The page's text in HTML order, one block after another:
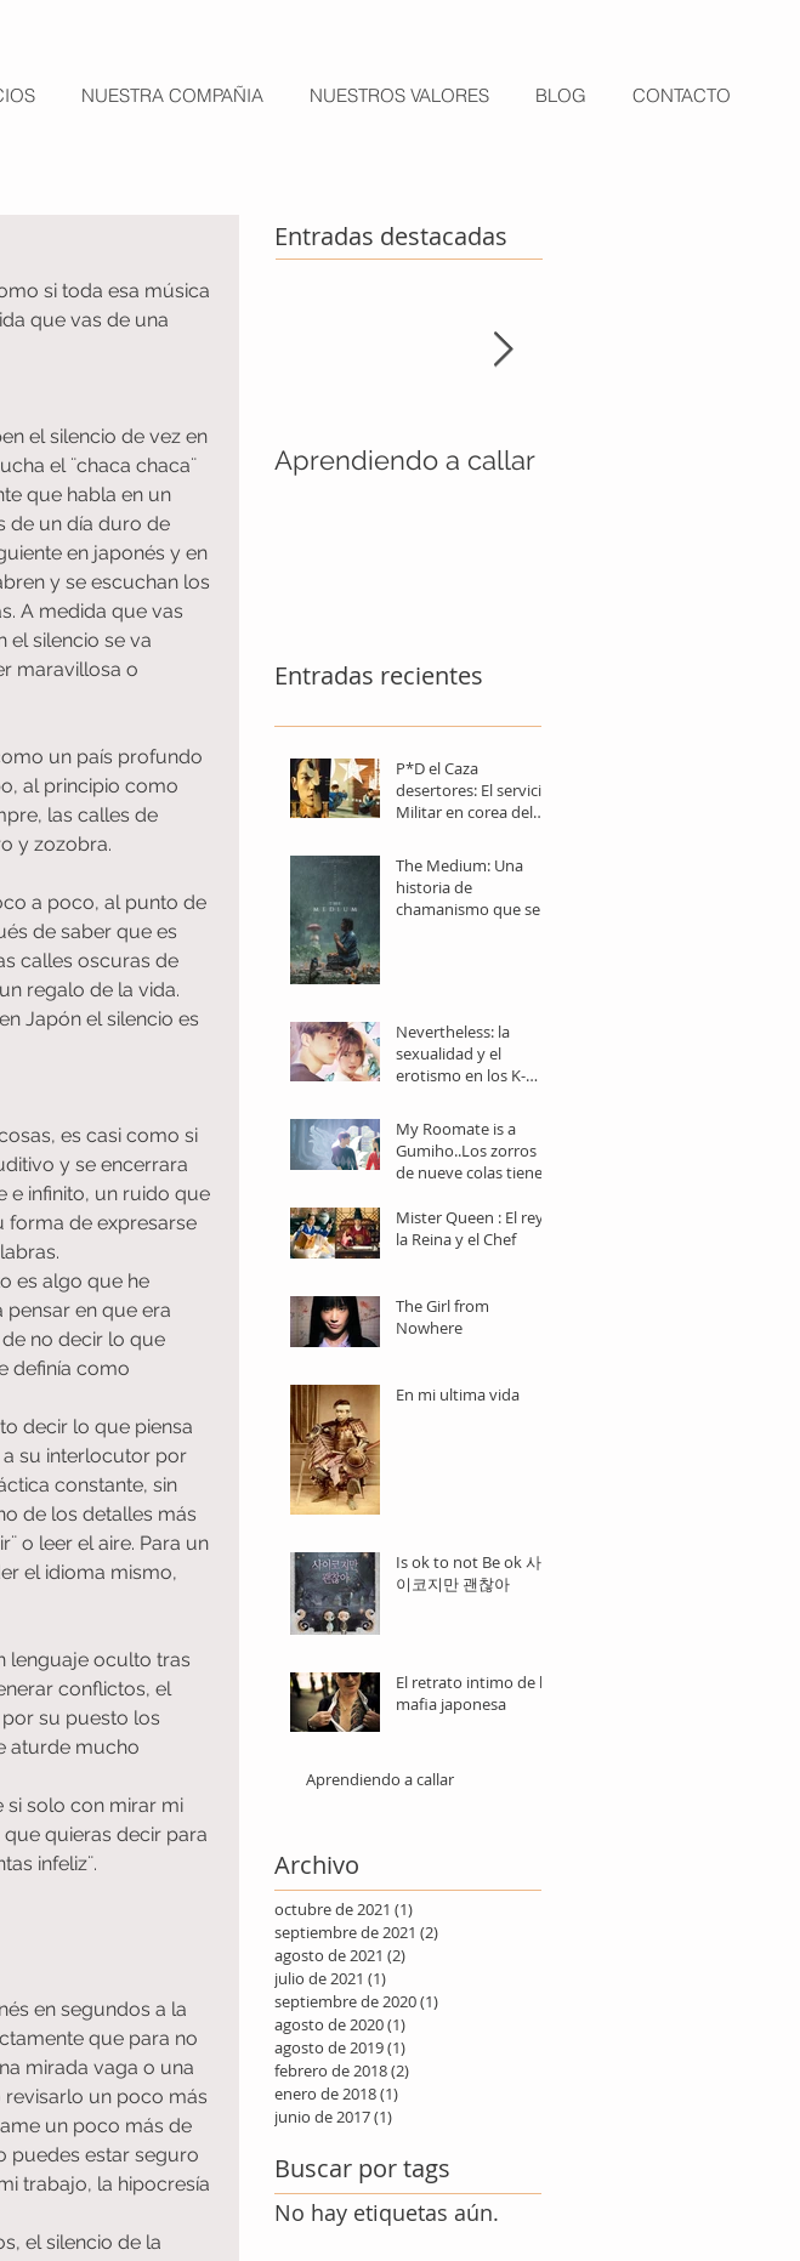
NUESTRA COMPAÑIA NUESTROS VALORES BLOG CONTACTO
si toda esa música
que vas de una
el silencio de vez en
el ¨chaca chaca¨
que habla en un
de un día duro de
en japonés y en
y se escuchan los
A medida que vas
el silencio se va
maravillosa o
un país profundo
al principio como
las calles de
y zozobra.
de saber que es
calles oscuras de
regalo de la vida.
Japón el silencio es
es casi como si
y se encerrara
e infinito, un ruido que
forma de expresarse
es algo que he
en que era
no decir lo que
definía como
decir lo que piensa
a su interlocutor por
constante, sin
de los detalles más
o leer el aire. Para un
el idioma mismo,
lenguaje oculto tras
conflictos, el
su puesto los
aturde mucho
si solo con mirar mi
quieras decir para
infeliz¨.
en segundos a la
que para no
mirada vaga o una
revisarlo un poco más
un poco más de
puedes estar seguro
trabajo, la hipocresía
el silencio de la
Entradas destacadas
Aprendiendo a callar
Entradas recientes
P*D el Caza
desertores: El servicio
Militar en corea del
obligatorio
The Medium: Una
historia de
chamanismo que se
Nevertheless: la
sexualidad y el
erotismo en los K-
My Roomate is a
Gumiho..Los zorros
de nueve colas tienen
Mister Queen : El rey,
la Reina y el Chef
The Girl from
Nowhere
En mi ultima vida
Is ok to not Be ok 사
이코지만 괜찮아
El retrato intimo de la
mafia japonesa
Aprendiendo a callar
Archivo
octubre de 2021 (1)
septiembre de 2021 (2)
agosto de 2021 (2)
julio de 2021 (1)
septiembre de 2020(1)
agosto de 2020(1)
agosto de 2019(1)
febrero de 2018(2)
enero de 2018(1)
junio de 2017(1)
Buscar por tags
No hay etiquetas aún.